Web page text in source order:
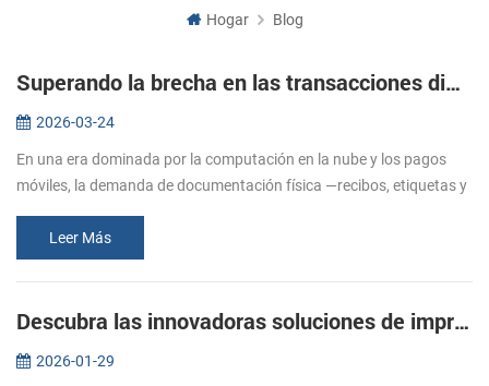
Hogar Blog
Superando la brecha en las transacciones digitales: El papel estratégico de las soluciones de impresión especializadas.
2026-03-24
En una era dominada por la computación en la nube y los pagos
móviles, la demanda de documentación física —recibos, etiquetas y
Desde el...
Leer Más
Descubra las innovadoras soluciones de impresión térmica de Xiamen Cashino en EuroShop 2026.
2026-01-29